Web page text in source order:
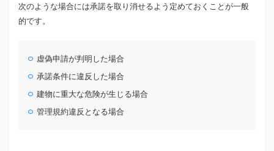
次のような場合には承諾を取り消せるよう定めておくことが一般
的です。
虚偽申請が判明した場合
承諾条件に違反した場合
建物に重大な危険が生じる場合
管理規約違反となる場合